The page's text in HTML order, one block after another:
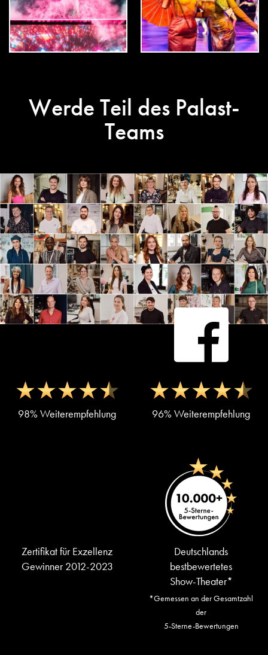
Werde Teil des Palast-
Teams
98% Weiterempfehlung 96% Weiterempfehlung
Zertifikat für Exzellenz
Gewinner 2012-2023
Deutschlands
bestbewertetes
Show-Theater*
*Gemessen an der Gesamtzahl
der
5-Sterne-Bewertungen